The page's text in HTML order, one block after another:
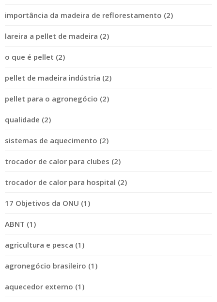
importância da madeira de reflorestamento (2)
lareira a pellet de madeira (2)
o que é pellet (2)
pellet de madeira indústria (2)
pellet para o agronegócio (2)
qualidade (2)
sistemas de aquecimento (2)
trocador de calor para clubes (2)
trocador de calor para hospital (2)
17 Objetivos da ONU (1)
ABNT (1)
agricultura e pesca (1)
agronegócio brasileiro (1)
aquecedor externo (1)